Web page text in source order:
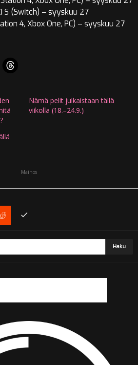
S (Switch) – syyskuu 27
4, Xbox One, PC) – syyskuu 27
Nämä pelit julkaistaan tällä
viikolla (18.–24.9.)
Mainos